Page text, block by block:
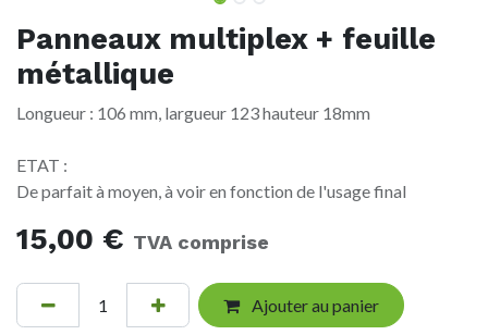
Panneaux multiplex + feuille
métallique
Longueur : 106 mm, largueur 123 hauteur 18mm
ETAT :
De parfait à moyen, à voir en fonction de l'usage final
15,00 € TVA comprise
Ajouter au panier